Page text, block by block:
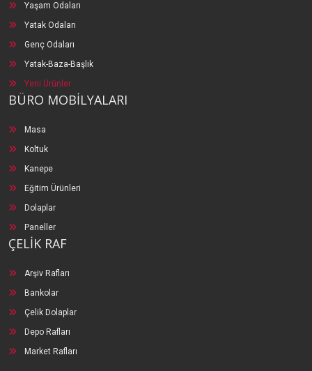
Yaşam Odaları
Yatak Odaları
Genç Odaları
Yatak-Baza-Başlık
Yeni Ürünler
BÜRO MOBİLYALARI
Masa
Koltuk
Kanepe
Eğitim Ürünleri
Dolaplar
Paneller
ÇELİK RAF
Arşiv Rafları
Bankolar
Çelik Dolaplar
Depo Rafları
Market Rafları